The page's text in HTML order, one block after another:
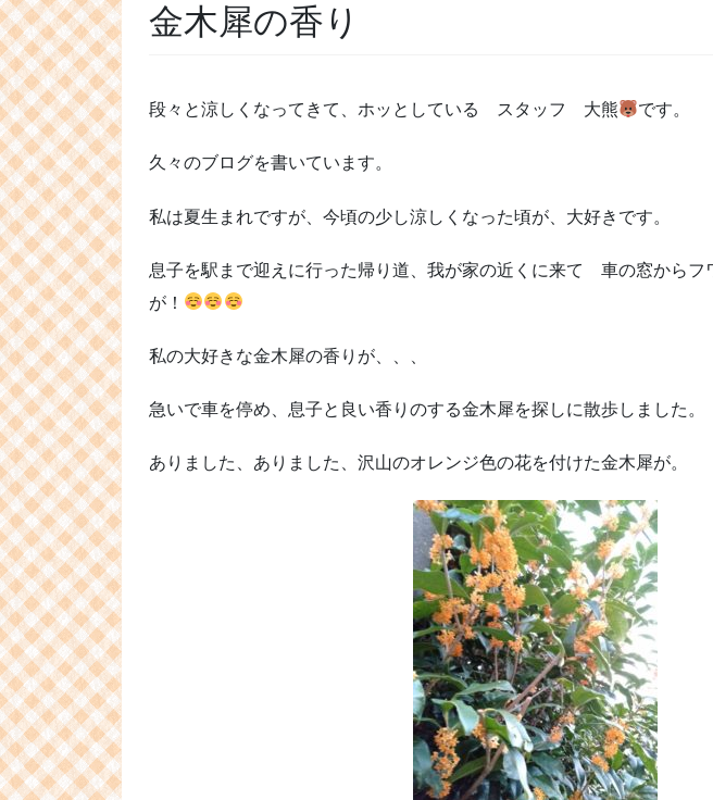
金木犀の香り
段々と涼しくなってきて、ホッとしている スタッフ 大熊 です。
久々のブログを書いています。
私は夏生まれですが、今頃の少し涼しくなった頃が、大好きです。
息子を駅まで迎えに行った帰り道、我が家の近くに来て 車の窓からフ
が！
私の大好きな金木犀の香りが、、、
急いで車を停め、息子と良い香りのする金木犀を探しに散歩しました。
ありました、ありました、沢山のオレンジ色の花を付けた金木犀が。